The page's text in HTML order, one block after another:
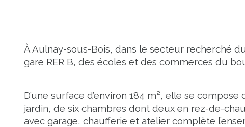
À Aulnay-sous-Bois, dans le secteur recherché
gare RER B, des écoles et des commerces du
D’une surface d’environ 184 m², elle se
jardin, de six chambres dont deux en rez-de-
avec garage, chaufferie et atelier complète